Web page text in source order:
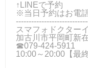
↑LINEで予約
※当日予約はお電
スマフォドクター
加古川市平岡町新
☎079-424‐5911
10:00～20:00【最